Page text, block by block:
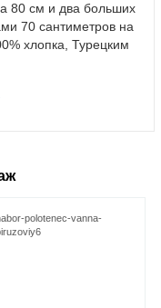
80 см и два больших
70 сантиметров на
хлопка, Турецким